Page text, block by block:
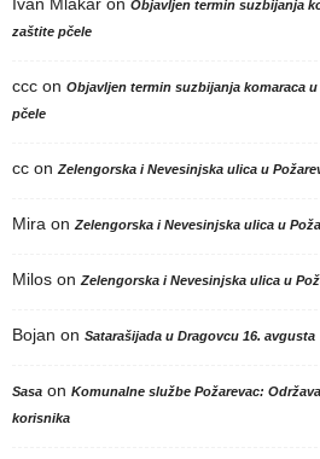
Objavljen termin suzbijanja
zaštite pčele
ccc on Objavljen termin suzbijanja komaraca
pčele
cc on Zelengorska i Nevesinjska ulica u
Mira on Zelengorska i Nevesinjska ulica u
Milos on Zelengorska i Nevesinjska ulica u
Bojan on Satarašijada u Dragovcu 16. avgusta
Sasa on Komunalne službe Požarevac:
korisnika